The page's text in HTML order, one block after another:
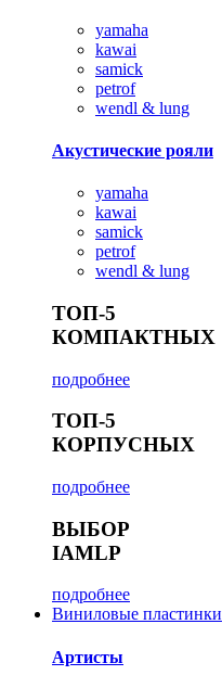
yamaha
kawai
samick
petrof
wendl & lung
Акустические рояли
yamaha
kawai
samick
petrof
wendl & lung
ТОП-5
КОМПАКТНЫХ
подробнее
ТОП-5
КОРПУСНЫХ
подробнее
ВЫБОР
IAMLP
подробнее
Виниловые пластинки
Артисты